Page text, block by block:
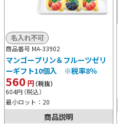
商品番号 MA-33902
マンゴープリン＆フルーツゼリ
ーギフト10個入 ※税率8％
560 円（税抜）
604円（税込）
最小ロット：20
名入れ不可
商品説明